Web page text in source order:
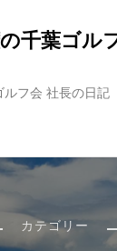
千葉ゴル
ルフ会 社長の日記
カテゴリー